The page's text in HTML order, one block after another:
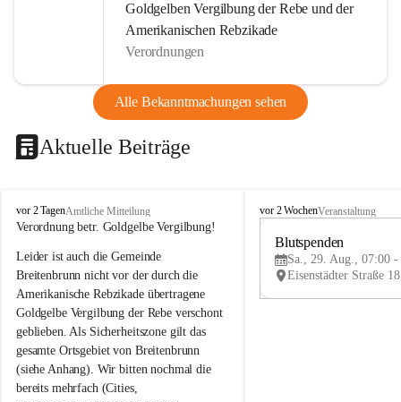
Goldgelben Vergilbung der Rebe und der
Amerikanischen Rebzikade
Verordnungen
Alle Bekanntmachungen sehen
Aktuelle Beiträge
B
r
i
t
e
n
b
r
u
n
n
vor 2 TagenAmtliche Mitteilung
Verordnung betr. Goldgelbe Vergilbung!
Leider ist auch die Gemeinde
Breitenbrunn nicht vor der durch die
Amerikanische Rebzikade übertragene
Goldgelbe Vergilbung der Rebe verschont
geblieben. Als Sicherheitszone gilt das
gesamte Ortsgebiet von Breitenbrunn
(siehe Anhang). Wir bitten nochmal die
bereits mehrfach (Cities,
B
e
vor 2 WochenVeranstaltung
Blutspenden
Sa., 29. Aug., 07:00 -